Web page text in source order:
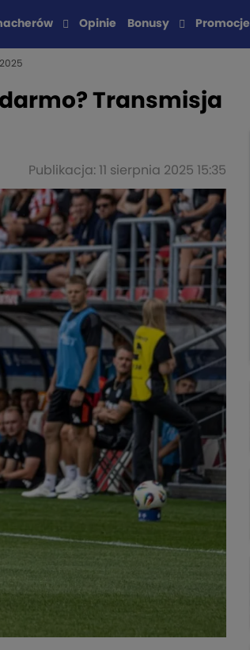
Opinie Bonusy Promocje
Transmisja
Publikacja: 11 sierpnia 2025 15:35